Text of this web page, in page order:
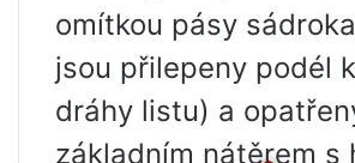
omítkou pásy
jsou přilepeny podél
dráhy listu) a
základním nátěrem s